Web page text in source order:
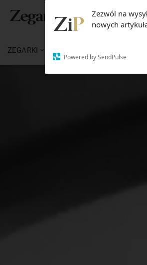
Zezwól na
nowych
Powered by SendPulse
ZEGARKI